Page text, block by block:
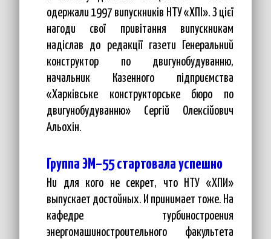
одержали 1997 випускників НТУ «ХПІ». З цієї
нагоди свої привітання випускникам
надіслав до редакції газети Генеральний
конструктор по двигунобудуванню,
начальник Казенного підприємства
«Харківське конструкторське бюро по
двигунобудуванню» Сергій Олексійович
Альохін.
Группа ЭМ–55 стартовала успешно
Ни для кого не секрет, что НТУ «ХПИ»
выпускает достойных. И принимает тоже. На
кафедре турбиностроения
энергомашиностроительного факультета